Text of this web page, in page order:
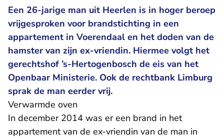
Een 26-jarige man uit Heerlen is in hoger beroep
vrijgesproken voor brandstichting in een
appartement in Voerendaal en het doden van de
hamster van zijn ex-vriendin. Hiermee volgt het
gerechtshof ’s-Hertogenbosch de eis van het
Openbaar Ministerie. Ook de rechtbank Limburg
sprak de man eerder vrij.
Verwarmde oven
In december 2014 was er een brand in het
appartement van de ex-vriendin van de man in